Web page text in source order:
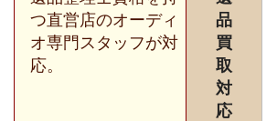
つ直営店のオーディ
オ専門スタッフが対
応。
品
買
取
対
応